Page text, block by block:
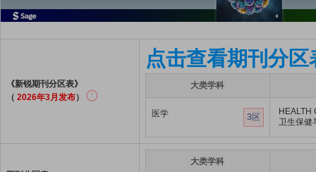
《新锐期刊分区表》
（ 2026年3月发布）
点击查看期刊分区
大类学科
医学 3区
HEALTH
卫生保健
大类学科